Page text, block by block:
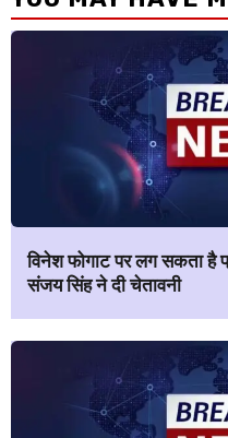
विनेश फोगाट पर लग सकता है
संजय सिंह ने दी चेतावनी